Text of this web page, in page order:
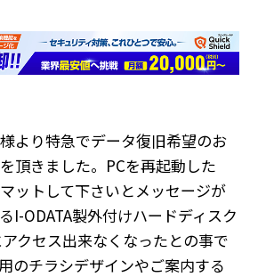
より特急でデータ復旧希望のお
頂きました。PCを再起動した
ットして下さいとメッセージが
I-ODATA製外付けハードディスク
クセス出来なくなったとの事で
のチラシデザインやご案内する